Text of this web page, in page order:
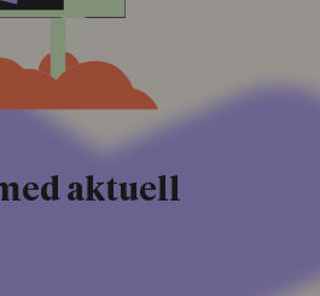
aktuell